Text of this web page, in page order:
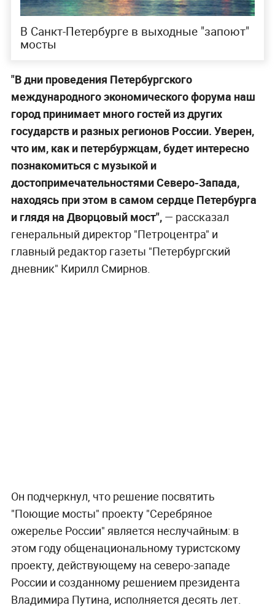
В Санкт-Петербурге в выходные "запоют"
мосты
"В дни проведения Петербургского
международного экономического форума наш
город принимает много гостей из других
государств и разных регионов России. Уверен,
что им, как и петербуржцам, будет интересно
познакомиться с музыкой и
достопримечательностями Северо-Запада,
находясь при этом в самом сердце Петербурга
и глядя на Дворцовый мост",— рассказал
генеральный директор "Петроцентра" и
главный редактор газеты "Петербургский
дневник" Кирилл Смирнов.
Он подчеркнул, что решение посвятить
"Поющие мосты" проекту "Серебряное
ожерелье России" является неслучайным: в
этом году общенациональному туристскому
проекту, действующему на северо-западе
России и созданному решением президента
Владимира Путина, исполняется десять лет.